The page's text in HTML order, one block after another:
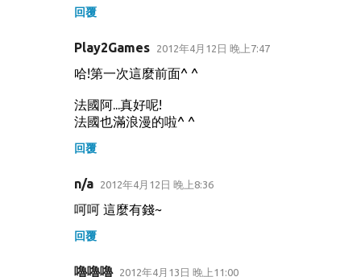
回覆
Play2Games 2012年4月12日 晚上7:47
哈!第一次這麼前面^ ^
法國阿...真好呢!
法國也滿浪漫的啦^ ^
回覆
n/a 2012年4月12日 晚上8:36
呵呵 這麼有錢~
回覆
嚕嚕嚕 2012年4月13日 晚上11:00